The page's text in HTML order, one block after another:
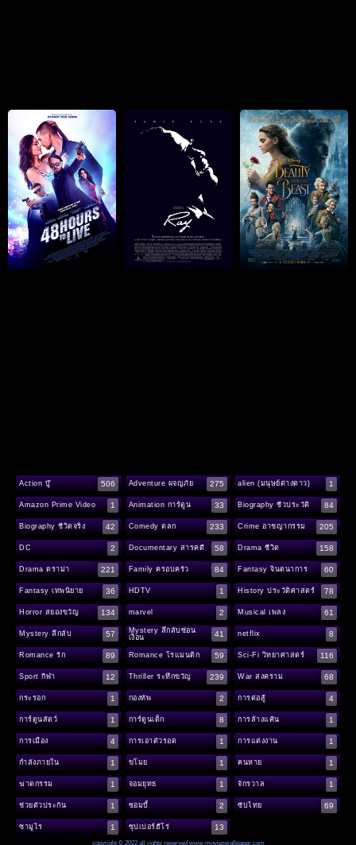
Action บู๊ 506 Adventure ผจญภัย 275 alien (มนุษย์ต่างดาว) 1
Amazon Prime Video 1 Animation การ์ตูน 33 Biography ชีวประวัติ 84
Biography ชีวิตจริง 42 Comedy ตลก 233 Crime อาชญากรรม 205
DC 2 Documentary สารคดี 58 Drama ชีวิต 158
Drama ดราม่า 221 Family ครอบครัว 84 Fantasy จินตนาการ 60
Fantasy เทพนิยาย 36 HDTV 1 History ประวัติศาสตร์ 78
Horror สยองขวัญ 134 marvel 2 Musical เพลง 61
Mystery ลึกลับ 57
Mystery ลึกลับซ่อน
เงื่อน
41 netflix 8
Romance รัก 89 Romance โรแมนติก 59 Sci-Fi วิทยาศาสตร์ 116
Sport กีฬา 12 Thriller ระทึกขวัญ 239 War สงคราม 68
กระรอก 1 กองทัพ 2 การต่อสู้ 4
การ์ตูนสัตว์ 1 การ์ตูนเด็ก 8 การล้างแค้น 1
การเมือง 4 การเอาตัวรอด 1 การแต่งงาน 1
กำลังภายใน 1 ขโมย 1 คนหาย 1
ฆ่าตกรรม 1 จอมยุทธ 1 จักรวาล 1
ช่วยตัวประกัน 1 ซอมบี้ 2 ซับไทย 69
ซามูไร 1 ซุปเปอร์ฮีโร่ 13
copyright © 2022 all rights reserved www.movieswallpaper.com